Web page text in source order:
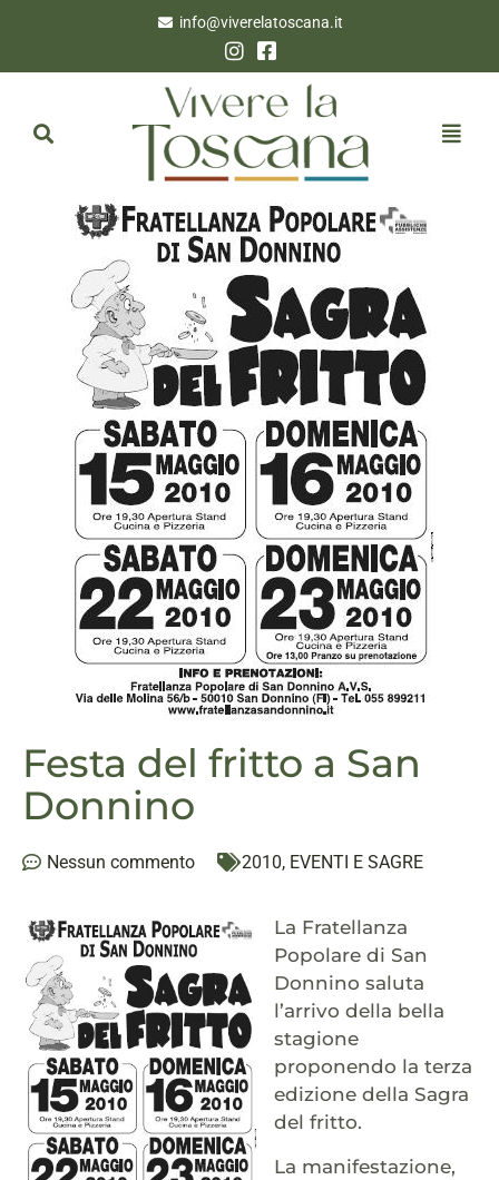
info@viverelatoscana.it
Festa del fritto a San
Donnino
Nessun commento 2010, EVENTI E SAGRE
La Fratellanza
Popolare di San
Donnino saluta
l’arrivo della bella
stagione
proponendo la terza
edizione della Sagra
del fritto.
La manifestazione,